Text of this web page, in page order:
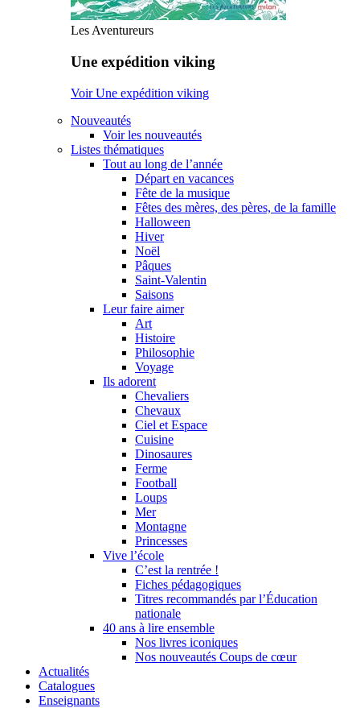
Les Aventureurs
Une expédition viking
Voir Une expédition viking
Nouveautés
Voir les nouveautés
Listes thématiques
Tout au long de l’année
Départ en vacances
Fête de la musique
Fêtes des mères, des pères, de la famille
Halloween
Hiver
Noël
Pâques
Saint-Valentin
Saisons
Leur faire aimer
Art
Histoire
Philosophie
Voyage
Ils adorent
Chevaliers
Chevaux
Ciel et Espace
Cuisine
Dinosaures
Ferme
Football
Loups
Mer
Montagne
Princesses
Vive l’école
C’est la rentrée !
Fiches pédagogiques
Titres recommandés par l’Éducation
nationale
40 ans à lire ensemble
Nos livres iconiques
Nos nouveautés Coups de cœur
Actualités
Catalogues
Enseignants